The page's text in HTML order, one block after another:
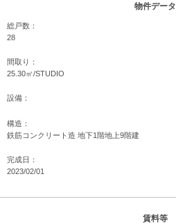
物件データ
総戸数：
28
間取り：
25.30㎡/STUDIO
設備：
構造：
鉄筋コンクリート造 地下1階地上9階建
完成日：
2023/02/01
賃料等